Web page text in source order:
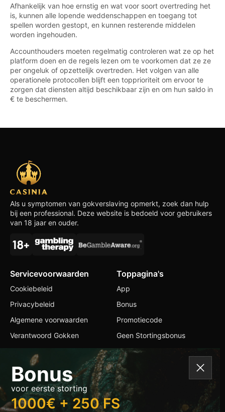
Afhankelijk van hoe ernstig en wat voor soort overtreding het
is, kunnen alle lopende weddenschappen en toegang tot
spellen worden gestopt, en kunnen resterende middelen
worden ingehouden.
Accounthouders moeten regelmatig controleren wat ze op het
platform doen en de regels lezen om te voorkomen dat ze ze
per ongeluk of opzettelijk overtreden. Het volgen van alle
operationele protocollen blijft een topprioriteit om ervoor te
zorgen dat diensten altijd beschikbaar zijn en om hun saldo in
€ te beschermen.
Bonus
voor eerste storting
1000€ + 250 FS
Als u symptomen van gokverslaving opmerkt, zoek dan hulp
bij een professional. Deze website is bedoeld voor gebruikers
van 18 jaar en ouder.
Servicevoorwaarden
Cookiebeleid
Privacybeleid
Algemene voorwaarden
Verantwoord Gokken
Toppagina's
App
Bonus
Promotiecode
Geen Stortingsbonus
Contacten
+1 514 766 6210
info@casiniaslots.com